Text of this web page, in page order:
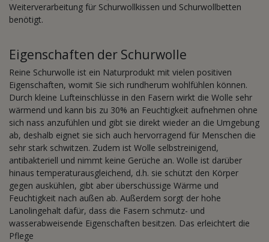
Weiterverarbeitung für Schurwollkissen und Schurwollbetten
benötigt.
Eigenschaften der Schurwolle
Reine Schurwolle ist ein Naturprodukt mit vielen positiven
Eigenschaften, womit Sie sich rundherum wohlfühlen können.
Durch kleine Lufteinschlüsse in den Fasern wirkt die Wolle sehr
wärmend und kann bis zu 30% an Feuchtigkeit aufnehmen ohne
sich nass anzufühlen und gibt sie direkt wieder an die Umgebung
ab, deshalb eignet sie sich auch hervorragend für Menschen die
sehr stark schwitzen. Zudem ist Wolle selbstreinigend,
antibakteriell und nimmt keine Gerüche an. Wolle ist darüber
hinaus temperaturausgleichend, d.h. sie schützt den Körper
gegen auskühlen, gibt aber überschüssige Wärme und
Feuchtigkeit nach außen ab. Außerdem sorgt der hohe
Lanolingehalt dafür, dass die Fasern schmutz- und
wasserabweisende Eigenschaften besitzen. Das erleichtert die
Pflege